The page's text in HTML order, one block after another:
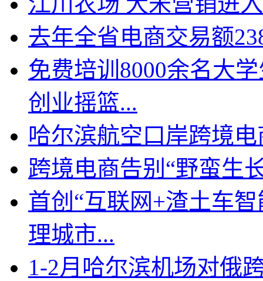
去年全省电商交易额
免费培训8000余名大
创业摇篮...
哈尔滨航空口岸跨境
跨境电商告别“野蛮生
首创“互联网+渣土车
理城市...
1-2月哈尔滨机场对俄